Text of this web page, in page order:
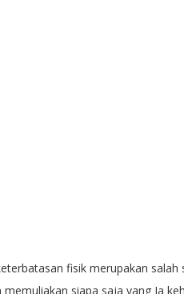
fisik merupakan
memuliakan siapa saja yang Ia